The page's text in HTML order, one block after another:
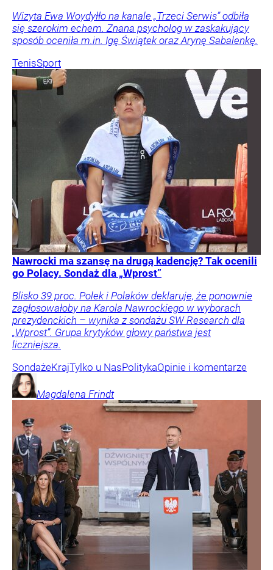
Wizyta Ewa Woydyłło na kanale „Trzeci Serwis” odbiła
się szerokim echem. Znana psycholog w zaskakujący
sposób oceniła m.in. Igę Świątek oraz Arynę Sabalenkę.
TenisSport
Nawrocki ma szansę na drugą kadencję? Tak ocenili
go Polacy. Sondaż dla „Wprost”
Blisko 39 proc. Polek i Polaków deklaruje, że ponownie
zagłosowałoby na Karola Nawrockiego w wyborach
prezydenckich – wynika z sondażu SW Research dla
„Wprost”. Grupa krytyków głowy państwa jest
liczniejsza.
SondażeKrajTylko u NasPolitykaOpinie i komentarze
Magdalena Frindt